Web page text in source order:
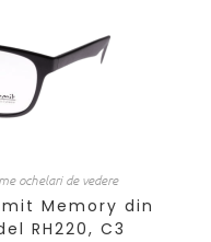
ochelari de vedere
Memory din
RH220, C3